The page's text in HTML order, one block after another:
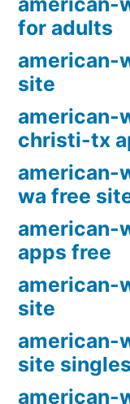
for adults
american-
site
american-
christi-tx
american-
wa free
american-
apps free
american-
site
american-
site
american-